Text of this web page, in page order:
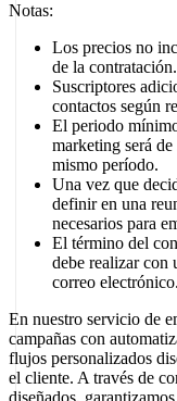
Notas:
Los precios no
de la contratación.
Suscriptores
contactos según
El periodo
marketing será
mismo período.
Una vez que
definir en una
necesarios para
El término del
debe realizar con
correo electrónico.
En nuestro servicio de
campañas con
flujos personalizados
el cliente. A través de
diseñados,